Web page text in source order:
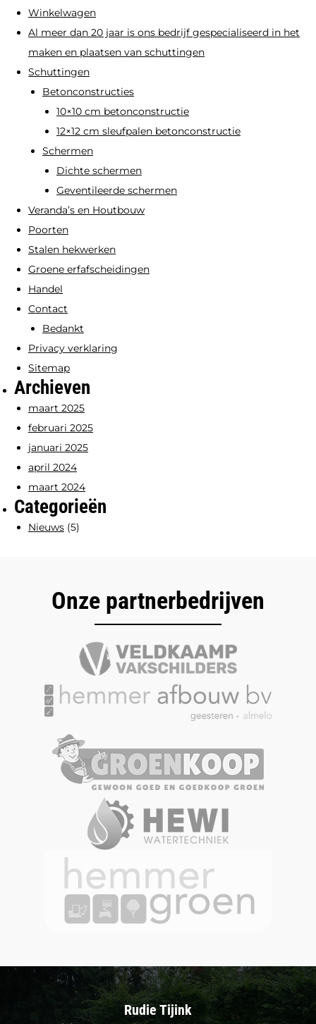
Winkelwagen
Al meer dan 20 jaar is ons bedrijf gespecialiseerd in het
maken en plaatsen van schuttingen
Schuttingen
Betonconstructies
10×10 cm betonconstructie
12×12 cm sleufpalen betonconstructie
Schermen
Dichte schermen
Geventileerde schermen
Veranda’s en Houtbouw
Poorten
Stalen hekwerken
Groene erfafscheidingen
Handel
Contact
Bedankt
Privacy verklaring
Sitemap
Archieven
maart 2025
februari 2025
januari 2025
april 2024
maart 2024
Categorieën
Nieuws (5)
Onze partnerbedrijven
Rudie Tijink